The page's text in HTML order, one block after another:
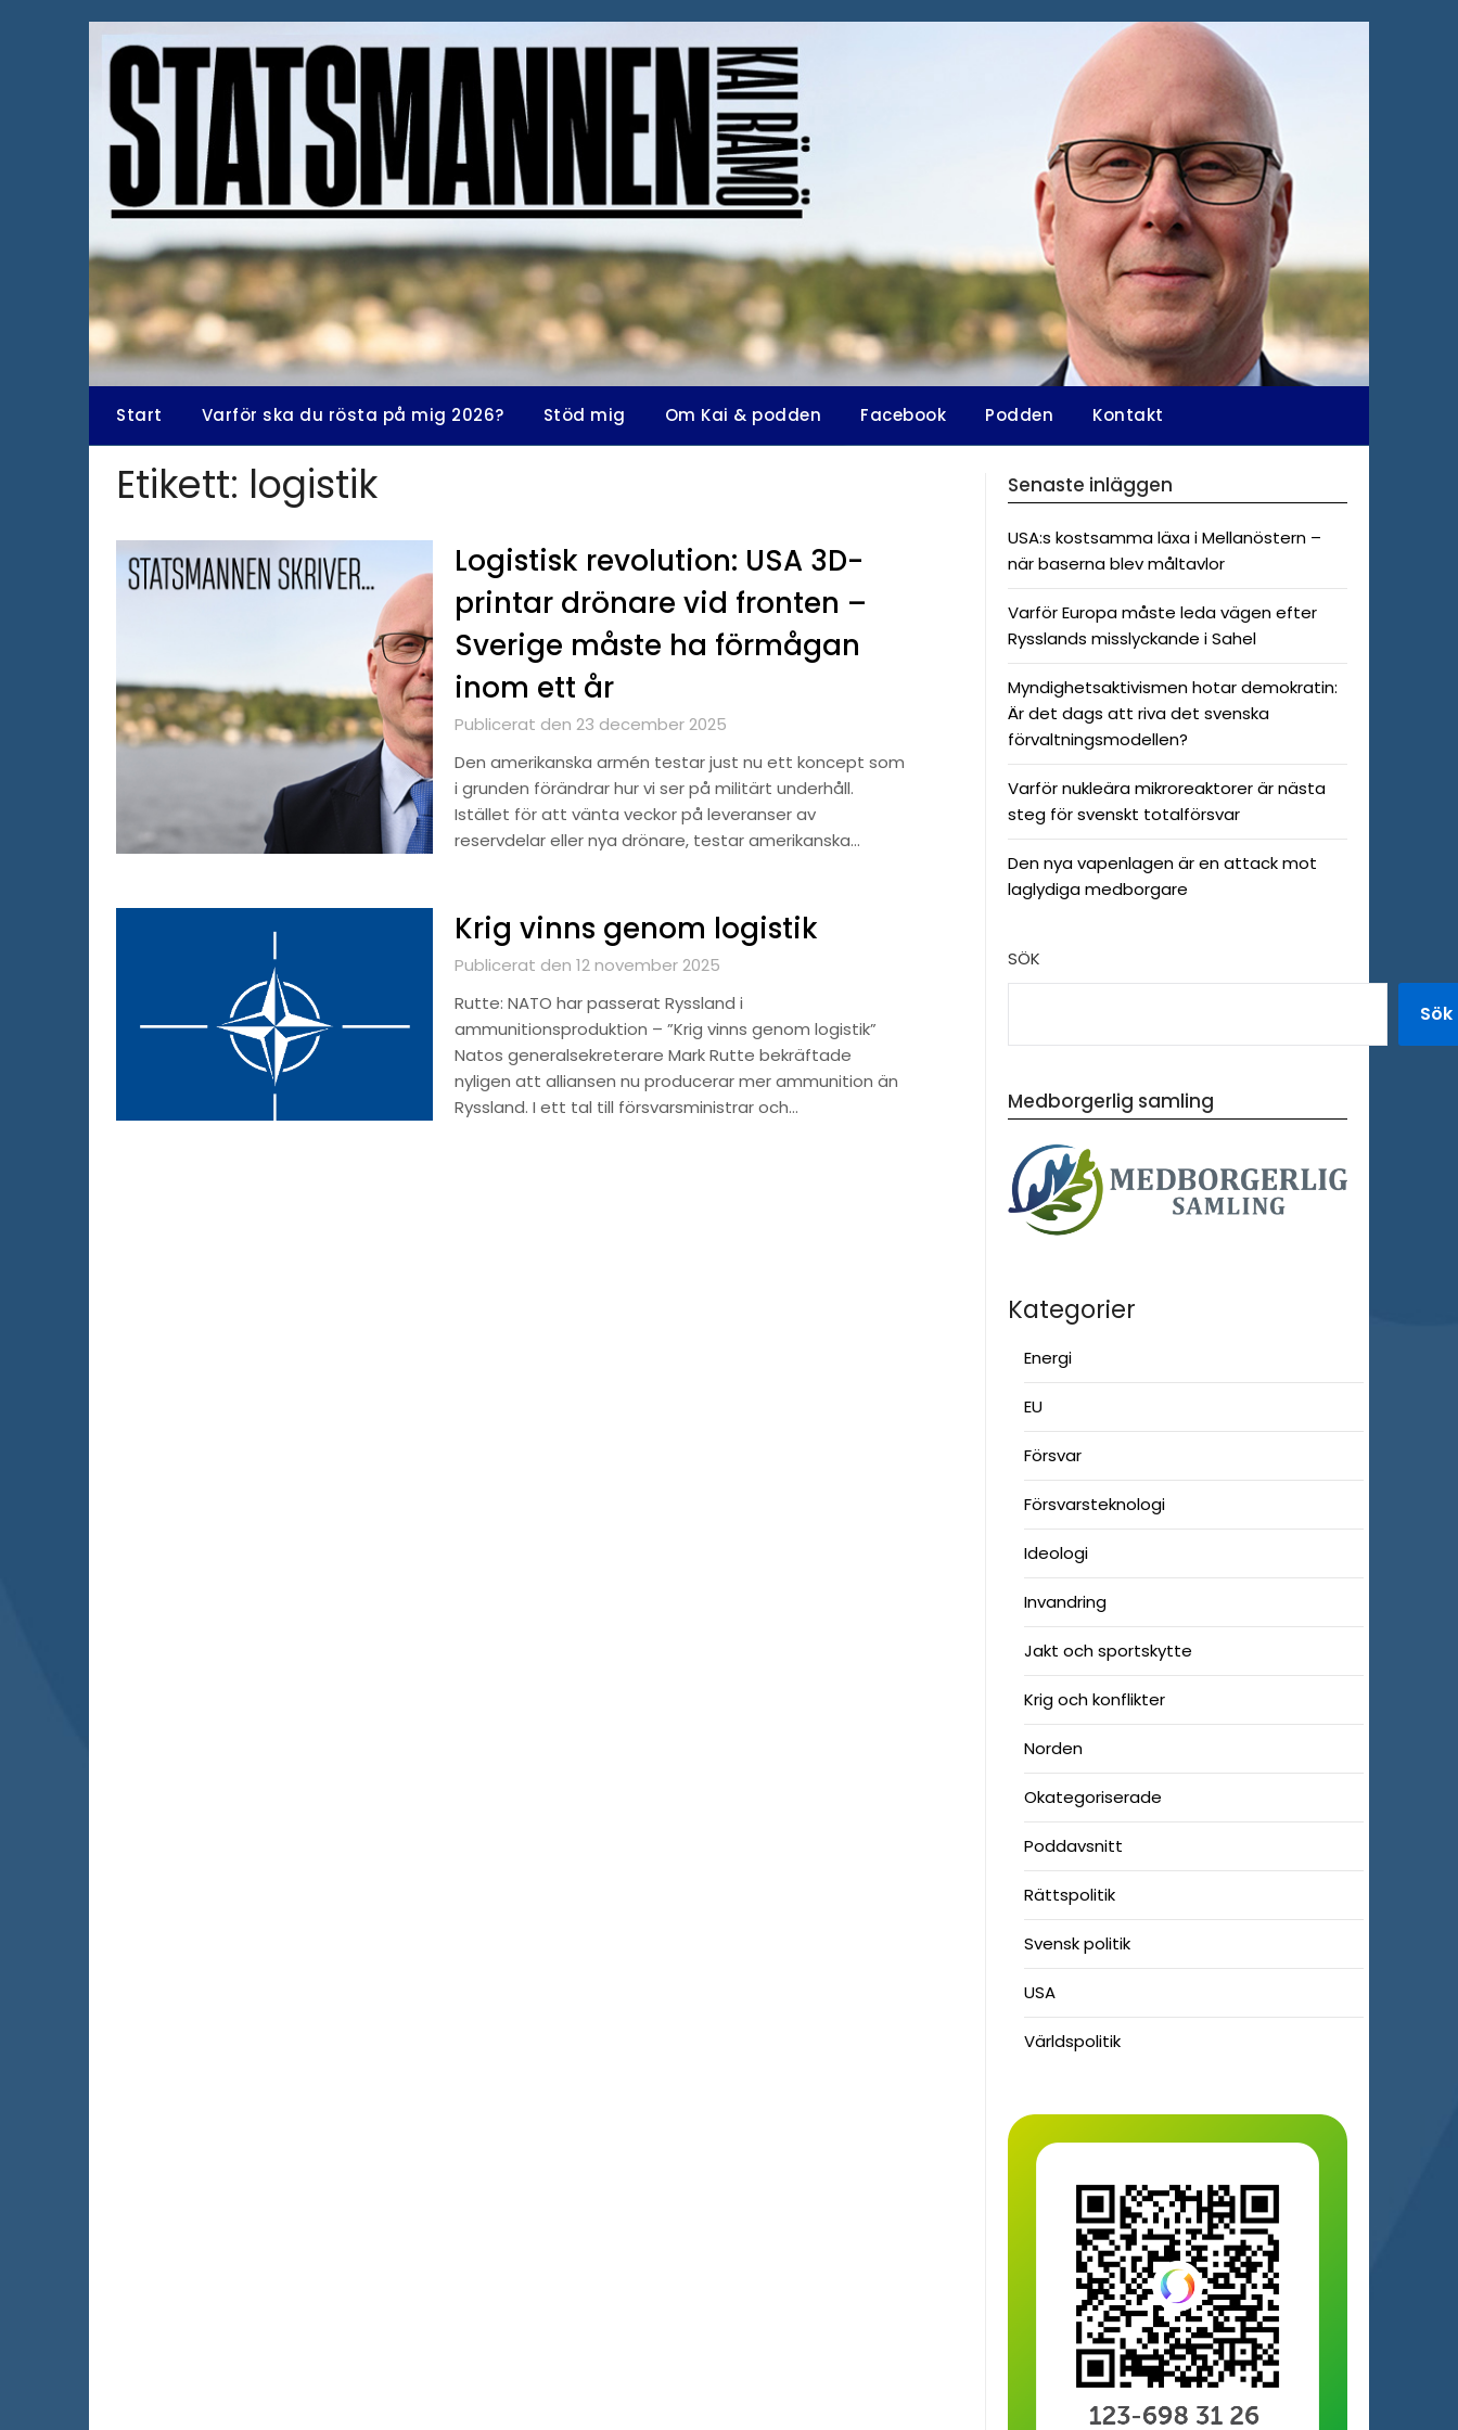
Start Varför ska du rösta på mig 2026? Stöd mig Om Kai & podden Facebook Podden Kontakt
Etikett: logistik
Logistisk revolution: USA 3D-
printar drönare vid fronten –
Sverige måste ha förmågan
inom ett år
Publicerat den 23 december 2025
Den amerikanska armén testar just nu ett koncept som
i grunden förändrar hur vi ser på militärt underhåll.
Istället för att vänta veckor på leveranser av
reservdelar eller nya drönare, testar amerikanska…
Krig vinns genom logistik
Publicerat den 12 november 2025
Rutte: NATO har passerat Ryssland i
ammunitionsproduktion – ”Krig vinns genom logistik”
Natos generalsekreterare Mark Rutte bekräftade
nyligen att alliansen nu producerar mer ammunition än
Ryssland. I ett tal till försvarsministrar och…
Senaste inläggen
USA:s kostsamma läxa i Mellanöstern –
när baserna blev måltavlor
Varför Europa måste leda vägen efter
Rysslands misslyckande i Sahel
Myndighetsaktivismen hotar demokratin:
Är det dags att riva det svenska
förvaltningsmodellen?
Varför nukleära mikroreaktorer är nästa
steg för svenskt totalförsvar
Den nya vapenlagen är en attack mot
laglydiga medborgare
SÖK
Sök
Medborgerlig samling
Kategorier
Energi
EU
Försvar
Försvarsteknologi
Ideologi
Invandring
Jakt och sportskytte
Krig och konflikter
Norden
Okategoriserade
Poddavsnitt
Rättspolitik
Svensk politik
USA
Världspolitik